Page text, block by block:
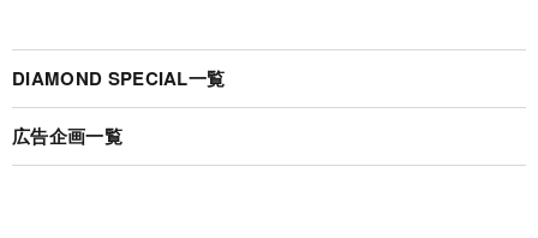
DIAMOND SPECIAL一覧
広告企画一覧